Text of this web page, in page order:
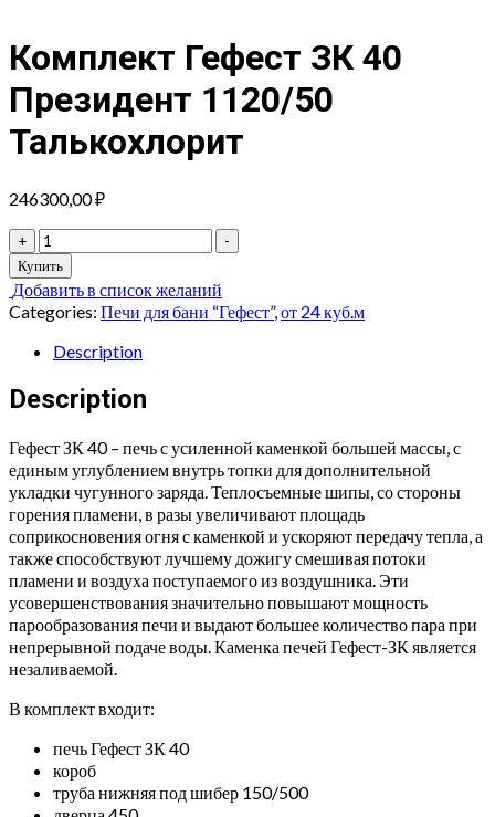
Комплект Гефест ЗК 40
Президент 1120/50
Талькохлорит
246300,00₽
+
Комплект
Гефест
ЗК
40
Президент
1120/50
Талькохлорит
quantity
-
Купить
Добавить в список желаний
Categories: Печи для бани “Гефест”, от 24 куб.м
Description
Description
Гефест ЗК 40 – печь с усиленной каменкой большей массы, с
единым углублением внутрь топки для дополнительной
укладки чугунного заряда. Теплосъемные шипы, со стороны
горения пламени, в разы увеличивают площадь
соприкосновения огня с каменкой и ускоряют передачу тепла, а
также способствуют лучшему дожигу смешивая потоки
пламени и воздуха поступаемого из воздушника. Эти
усовершенствования значительно повышают мощность
парообразования печи и выдают большее количество пара при
непрерывной подаче воды. Каменка печей Гефест-ЗК является
незаливаемой.
В комплект входит:
печь Гефест ЗК 40
короб
труба нижняя под шибер 150/500